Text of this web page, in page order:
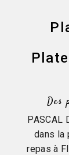
Des
PASCAL
dans la
repas à